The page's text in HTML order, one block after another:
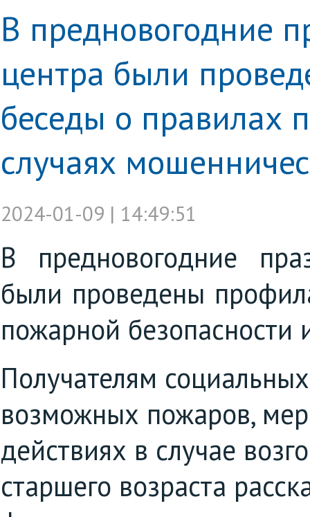
В предновогодние
центра были
беседы о правилах
случаях
2024-01-09 | 14:49:51
В предновогодние
были проведены
пожарной безопасности
Получателям
возможных пожаров,
действиях в случае
старшего возраста